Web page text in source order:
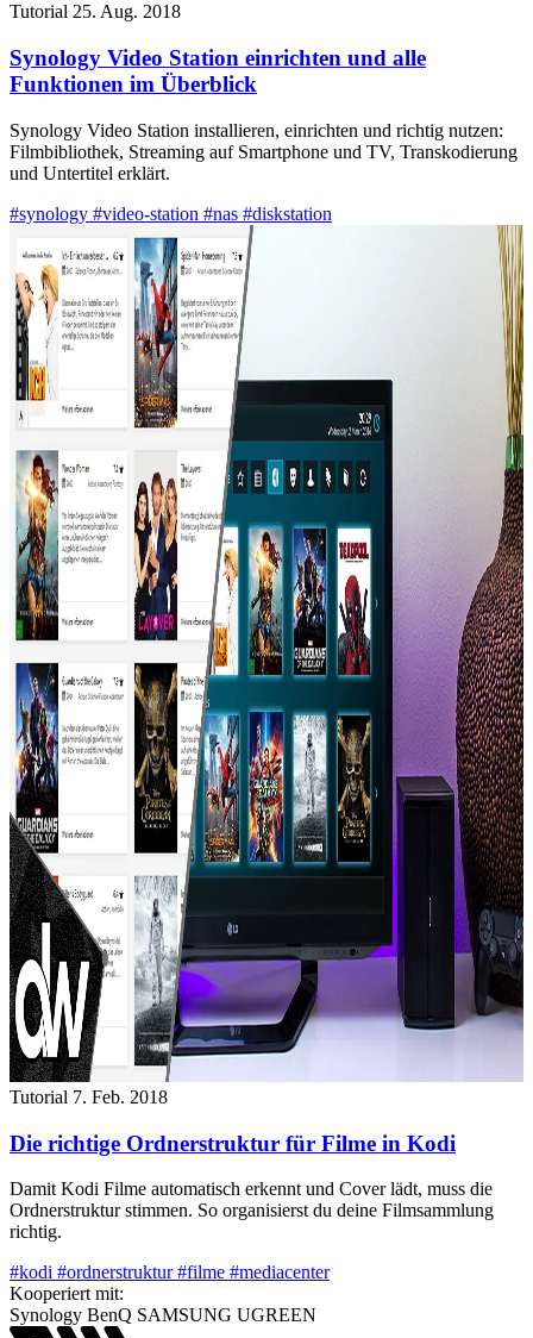
Tutorial 25. Aug. 2018
Synology Video Station einrichten und alle
Funktionen im Überblick
Synology Video Station installieren, einrichten und richtig nutzen:
Filmbibliothek, Streaming auf Smartphone und TV, Transkodierung
und Untertitel erklärt.
#synology #video-station #nas #diskstation
Tutorial 7. Feb. 2018
Die richtige Ordnerstruktur für Filme in Kodi
Damit Kodi Filme automatisch erkennt und Cover lädt, muss die
Ordnerstruktur stimmen. So organisierst du deine Filmsammlung
richtig.
#kodi #ordnerstruktur#filme #mediacenter
Kooperiert mit:
Synology BenQ SAMSUNG UGREEN